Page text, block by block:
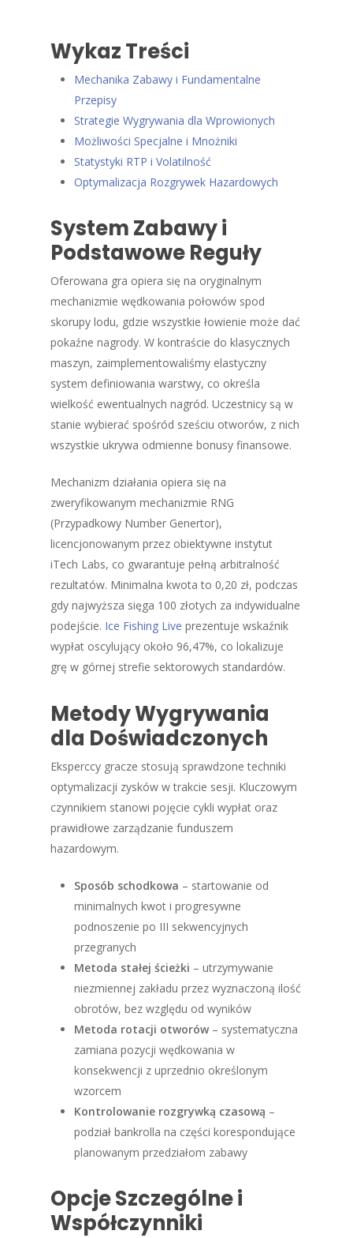
Wykaz Treści
Mechanika Zabawy i Fundamentalne
Przepisy
Strategie Wygrywania dla Wprowionych
Możliwości Specjalne i Mnożniki
Statystyki RTP i Volatilność
Optymalizacja Rozgrywek Hazardowych
System Zabawy i
Podstawowe Reguły
Oferowana gra opiera się na oryginalnym
mechanizmie wędkowania połowów spod
skorupy lodu, gdzie wszystkie łowienie może dać
pokaźne nagrody. W kontraście do klasycznych
maszyn, zaimplementowaliśmy elastyczny
system definiowania warstwy, co określa
wielkość ewentualnych nagród. Uczestnicy są w
stanie wybierać spośród sześciu otworów, z nich
wszystkie ukrywa odmienne bonusy finansowe.
Mechanizm działania opiera się na
zweryfikowanym mechanizmie RNG
(Przypadkowy Number Genertor),
licencjonowanym przez obiektywne instytut
iTech Labs, co gwarantuje pełną arbitralność
rezultatów. Minimalna kwota to 0,20 zł, podczas
gdy najwyższa sięga 100 złotych za indywidualne
podejście. Ice Fishing Live prezentuje wskaźnik
wypłat oscylujący około 96,47%, co lokalizuje
grę w górnej strefie sektorowych standardów.
Metody Wygrywania
dla Doświadczonych
Eksperccy gracze stosują sprawdzone techniki
optymalizacji zysków w trakcie sesji. Kluczowym
czynnikiem stanowi pojęcie cykli wypłat oraz
prawidłowe zarządzanie funduszem
hazardowym.
Sposób schodkowa – startowanie od
minimalnych kwot i progresywne
podnoszenie po III sekwencyjnych
przegranych
Metoda stałej ścieżki – utrzymywanie
niezmiennej zakładu przez wyznaczoną ilość
obrotów, bez względu od wyników
Metoda rotacji otworów – systematyczna
zamiana pozycji wędkowania w
konsekwencji z uprzednio określonym
wzorcem
Kontrolowanie rozgrywką czasową –
podział bankrolla na części korespondujące
planowanym przedziałom zabawy
Opcje Szczególne i
Współczynniki